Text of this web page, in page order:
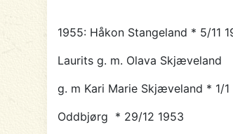
1955: Håkon Stangeland * 5/11
Laurits g. m. Olava Skjæveland
g. m Kari Marie Skjæveland * 1/
Oddbjørg * 29/12 1953